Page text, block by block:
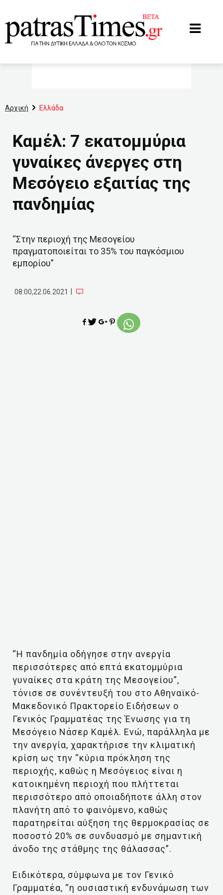
Αρχική Ελλάδα
Καμέλ: 7 εκατομμύρια
γυναίκες άνεργες στη
Μεσόγειο εξαιτίας της
πανδημίας
“Στην περιοχή της Μεσογείου
πραγματοποιείται το 35% του παγκόσμιου
εμπορίου”
08:00,22.06.2021
“Η πανδημία οδήγησε στην ανεργία
περισσότερες από επτά εκατομμύρια
γυναίκες στα κράτη της Μεσογείου”,
τόνισε σε συνέντευξή του στο Αθηναϊκό-
Μακεδονικό Πρακτορείο Ειδήσεων ο
Γενικός Γραμματέας της Ένωσης για τη
Μεσόγειο Νάσερ Καμέλ. Ενώ, παράλληλα με
την ανεργία, χαρακτήρισε την κλιματική
κρίση ως την “κύρια πρόκληση της
περιοχής, καθώς η Μεσόγειος είναι η
κατοικημένη περιοχή που πλήττεται
περισσότερο από οποιαδήποτε άλλη στον
πλανήτη από το φαινόμενο, καθώς
παρατηρείται αύξηση της θερμοκρασίας σε
ποσοστό 20% σε συνδυασμό με σημαντική
άνοδο της στάθμης της θάλασσας”.
Ειδικότερα, σύμφωνα με τον Γενικό
Γραμματέα, “η ουσιαστική ενδυνάμωση των